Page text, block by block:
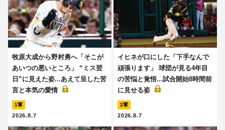
牧原大成から野村勇へ「そこが
あいつの悪いところ」 “ミス翌
日”に見えた姿...あえて呈した苦
言と本気の愛情
1軍
2026.8.7
イヒネが口にした「下手なんで
頑張ります」 球団が見る4年目
の苦悩と覚悟...試合開始8時間前
に見せる姿
2軍
2026.8.7